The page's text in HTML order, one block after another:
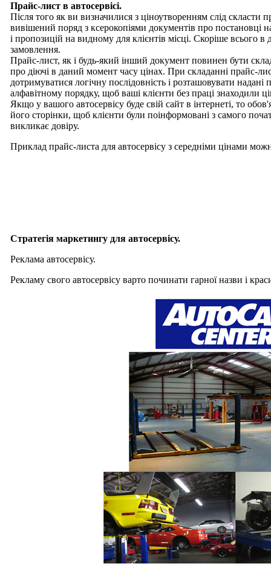
Прайс-лист в автосервісі.
Після того як ви визначилися з ціноутворенням слід
вивішений поряд з ксерокопіями документів про постановці
і пропозицій на видному для клієнтів місці. Скоріше всього
замовлення.
Прайс-лист, як і будь-який інший документ повинен бути
про діючі в даний момент часу цінах. При складанні прайс-
дотримуватися логічну послідовність і розташовувати
алфавітному порядку, щоб ваші клієнти без праці знаходили
Якщо у вашого автосервісу буде свій сайт в інтернеті, то
його сторінки, щоб клієнти були поінформовані з самого
викликає довіру.
Приклад прайс-листа для автосервісу з середніми цінами
Стратегія маркетингу для автосервісу.
Реклама автосервісу.
Рекламу свого автосервісу варто починати гарної назви і